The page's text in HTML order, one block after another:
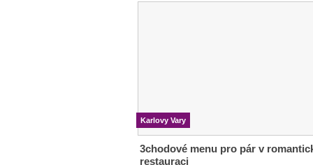
Karlovy Vary
3chodové menu pro pár v
restauraci